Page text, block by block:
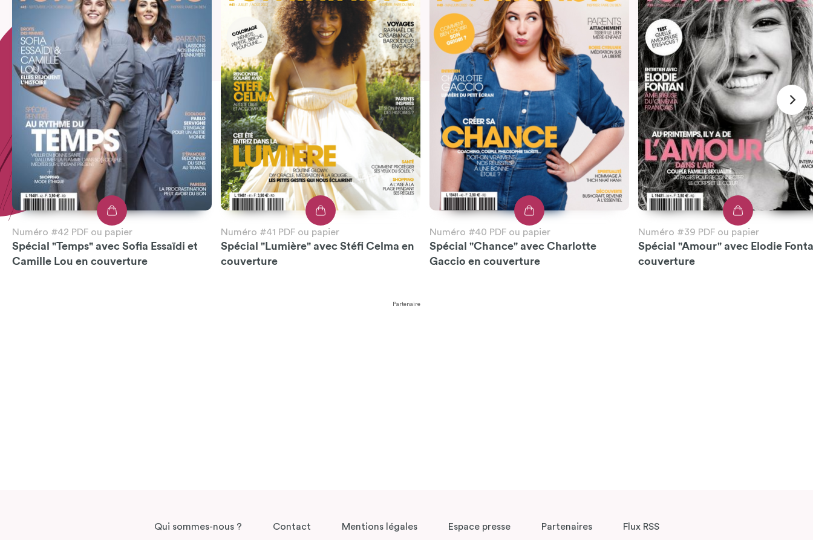
Numéro #42 PDF ou papier
Spécial "Temps" avec Sofia Essaïdi et
Camille Lou en couverture
Numéro #41 PDF ou papier
Spécial "Lumière" avec Stéfi Celma en
couverture
Numéro #40 PDF ou papier
Spécial "Chance" avec Charlotte
Gaccio en couverture
Numéro #39 PDF ou papier
Spécial "Amour" avec Elodie
couverture
Partenaire
Qui sommes-nous ? Contact Mentions légales Espace presse Partenaires Flux RSS